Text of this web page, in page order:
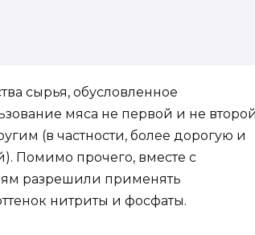
сырья, обусловленное
мяса не первой и не второй
(в частности, более дорогую и
Помимо прочего, вместе с
разрешили применять
нитриты и фосфаты.